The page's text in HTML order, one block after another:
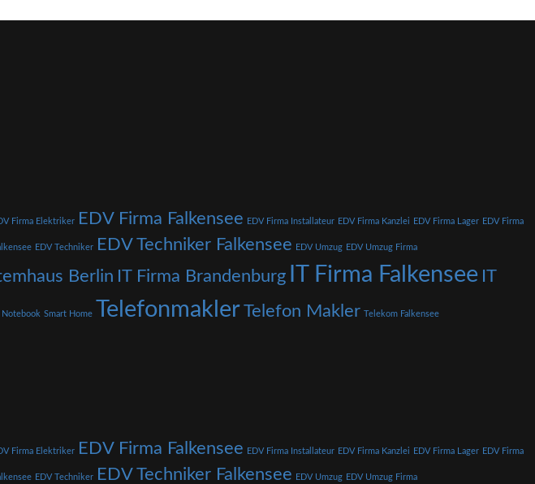
Firma Elektriker EDV Firma Falkensee EDV Firma Installateur EDV Firma Kanzlei EDV Firma Lager EDV Firma
EDV Techniker EDV Techniker Falkensee EDV Umzug EDV Umzug Firma
Berlin IT Firma Brandenburg IT Firma Falkensee IT
Notebook Smart Home TelefonmaklerTelefon Makler Telekom Falkensee
Firma Elektriker EDV Firma Falkensee EDV Firma Installateur EDV Firma Kanzlei EDV Firma Lager EDV Firma
EDV Techniker EDV Techniker Falkensee EDV Umzug EDV Umzug Firma